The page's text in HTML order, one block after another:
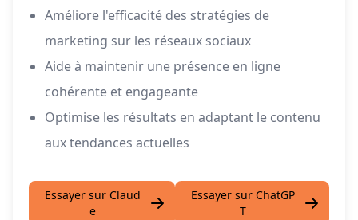
Améliore l'efficacité des stratégies de
marketing sur les réseaux sociaux
Aide à maintenir une présence en ligne
cohérente et engageante
Optimise les résultats en adaptant le contenu
aux tendances actuelles
Essayer sur Claud
e
Essayer sur ChatGP
T